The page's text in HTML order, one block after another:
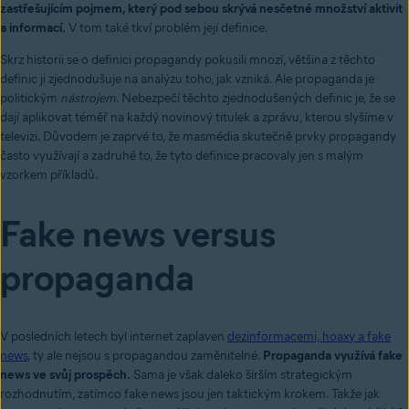
zastřešujícím pojmem, který pod sebou skrývá nesčetné množství aktivit
a informací. V tom také tkví problém její definice.
Skrz historii se o definici propagandy pokusili mnozí, většina z těchto
definic ji zjednodušuje na analýzu toho, jak vzniká. Ale propaganda je
politickým nástrojem. Nebezpečí těchto zjednodušených definic je, že se
dají aplikovat téměř na každý novinový titulek a zprávu, kterou slyšíme v
televizi. Důvodem je zaprvé to, že masmédia skutečně prvky propagandy
často využívají a zadruhé to, že tyto definice pracovaly jen s malým
vzorkem příkladů.
Fake news versus
propaganda
V posledních letech byl internet zaplaven dezinformacemi, hoaxy a fake
news, ty ale nejsou s propagandou zaměnitelné. Propaganda využívá fake
news ve svůj prospěch. Sama je však daleko širším strategickým
rozhodnutím, zatímco fake news jsou jen taktickým krokem. Takže jak